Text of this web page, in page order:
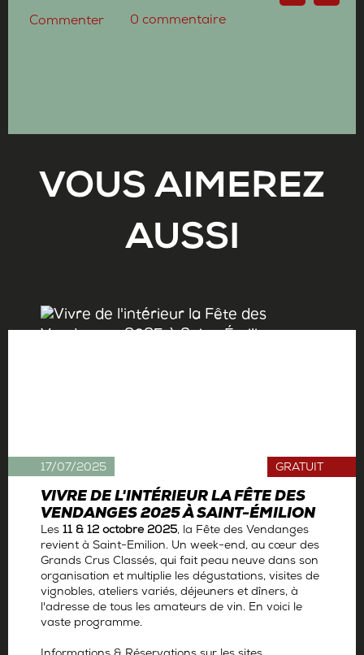
0 commentaire
Commenter
VOUS AIMEREZ
AUSSI
VIVRE DE L'INTÉRIEUR LA FÊTE DES
VENDANGES 2025 À SAINT-ÉMILION
GRATUIT
Les 11 & 12 octobre 2025, la Fête des Vendanges
revient à Saint-Emilion. Un week-end, au cœur des
Grands Crus Classés, qui fait peau neuve dans son
organisation et multiplie les dégustations, visites de
vignobles, ateliers variés, déjeuners et dîners, à
l'adresse de tous les amateurs de vin. En voici le
vaste programme.
17/07/2025